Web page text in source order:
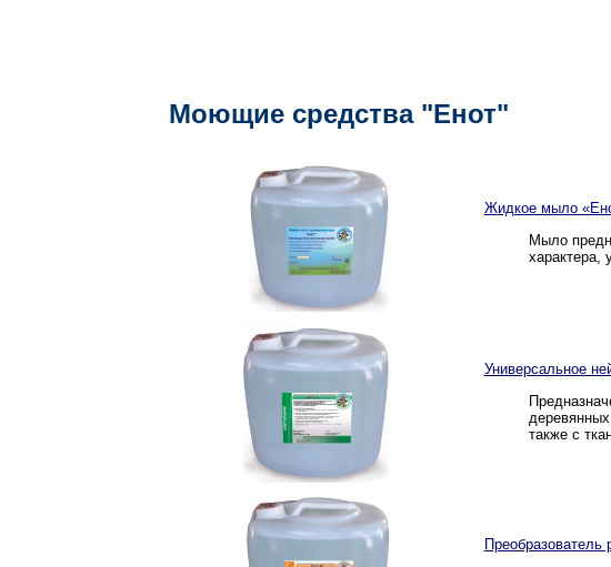
Моющие средства "Енот"
Жидкое мыло
Мыло
характера,
Универсальное
также с